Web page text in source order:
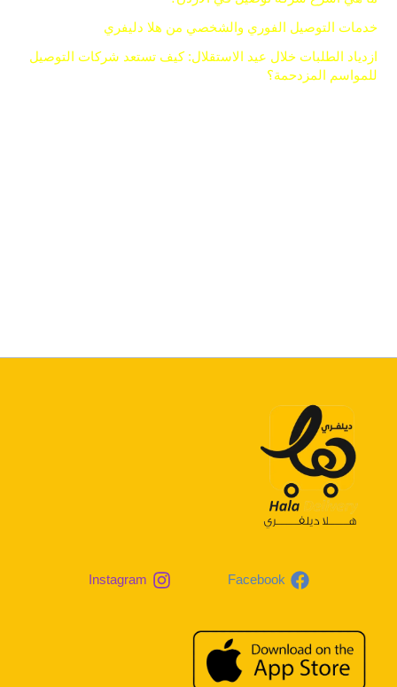
خدمات التوصيل الفوري والشخصي من هلا دليفري
ازدياد الطلبات خلال عيد الاستقلال: كيف تستعد شركات التوصيل
للمواسم المزدحمة؟
Facebook
Instagram